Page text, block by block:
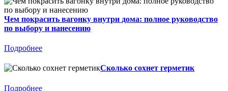
Чем покрасить вагонку внутри дома: полное руководство
по выбору и нанесению
Подробнее
Сколько сохнет герметик
Подробнее